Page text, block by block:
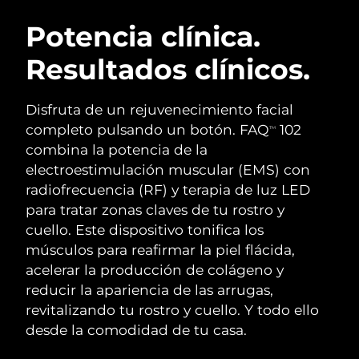
Potencia clínica.
Resultados clínicos.
Disfruta de un rejuvenecimiento facial
completo pulsando un botón. FAQTM
102
combina la potencia de la
electroestimulación muscular (EMS) con
radiofrecuencia (RF) y terapia de luz LED
para tratar zonas claves de tu rostro y
cuello. Este dispositivo tonifica los
músculos para reafirmar la piel flácida,
acelerar la producción de colágeno y
reducir la apariencia de las arrugas,
revitalizando tu rostro y cuello. Y todo ello
desde la comodidad de tu casa.
LUNA™ 4 pack
Anti-aging massage
LUNA™ 4 Plus
Massage, LED heating
LUNA™ 4 Men
For men, anti-aging massage
BEAR™ 2 pack
Microcurrent toning
BEAR™ 2 go
Microcurrent toning on-the-go
BEAR™ 2 eyes & lips
Microcurrent line smoothing device
Hidratación
UFO™ 3 pack
Deep facial hydration
UFO™ 3 LED
Near-infrared and red light therapy
device
Cuidado bucal
issa™ 4
Hybrid silicone sonic toothbrush
issa™ 4 plus
Smart hybrid silicone sonic toothbrush
TRATAMIENTO ANTIEDAD FAQ™
Antiedad Tratamientos LED
NEW
Austria Entrega prevista
Baréin Entrega prevista8/10/26
Bélgica
Bermudas Entrega prevista8/15/26
Bosnia y Herzegovina Entrega prevista8/12/26
Brunéi Entrega prevista
Bulgaria Entrega prevista
Canadá Entrega prevista
Chile Entrega prevista